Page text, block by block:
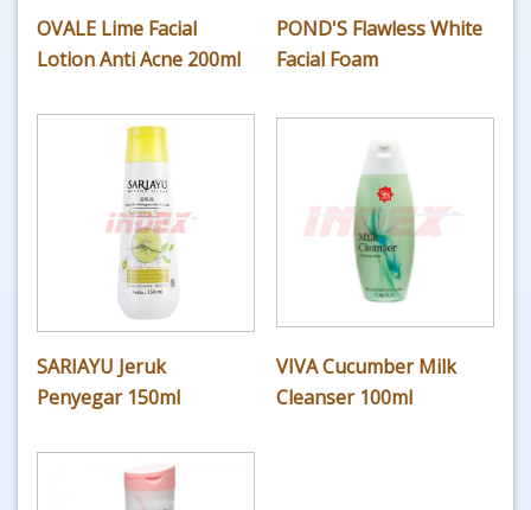
OVALE Lime Facial
Lotion Anti Acne 200ml
POND'S Flawless White
Facial Foam
SARIAYU Jeruk
Penyegar 150ml
VIVA Cucumber Milk
Cleanser 100ml